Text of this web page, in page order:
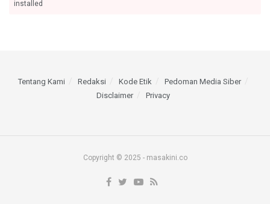
installed
Tentang Kami Redaksi Kode Etik
Pedoman Media Siber
Disclaimer
Privacy
Copyright © 2025 - masakini.co